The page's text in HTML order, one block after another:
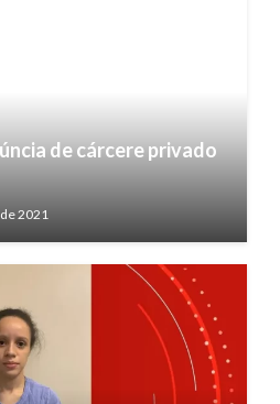
de cárcere privado
2021